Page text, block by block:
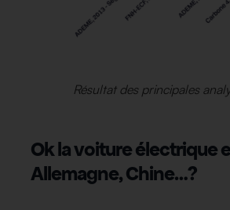
Résultat des principales
Ok la voiture électrique
Allemagne, Chine…?